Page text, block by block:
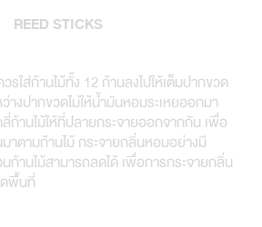
REED STICKS
รใส่ก้านไม้ทั้ง 12 ก้านลงไปให้เต็มปากขวด
างปากขวดไม่ให้น้ำมันหอมระเหยออกมา
ก้านไม้ให้ที่ปลายกระจายออกจากกัน เพื่อ
ตามก้านไม้ กระจายกลิ่นหอมอย่างมี
ก้านไม้สามารถลดได้ เพื่อการกระจายกลิ่น
ดพื้นที่